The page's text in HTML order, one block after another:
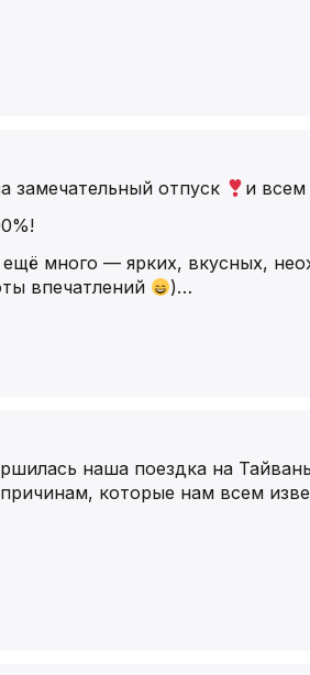
замечательный отпуск
и
ещё много — ярких, вкусных,
впечатлений
)…
наша поездка на
которые нам всем